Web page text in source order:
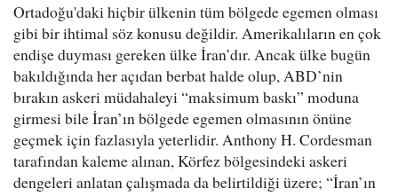
Ortadoğu'daki hiçbir ülkenin tüm bölgede egemen olması
gibi bir ihtimal söz konusu değildir. Amerikalıların en çok
endişe duyması gereken ülke İran’dır. Ancak ülke bugün
bakıldığında her açıdan berbat halde olup, ABD’nin
bırakın askeri müdahaleyi “maksimum baskı” moduna
girmesi bile İran’ın bölgede egemen olmasının önüne
geçmek için fazlasıyla yeterlidir. Anthony H. Cordesman
tarafından kaleme alınan, Körfez bölgesindeki askeri
dengeleri anlatan çalışmada da belirtildiği üzere; “İran’ın